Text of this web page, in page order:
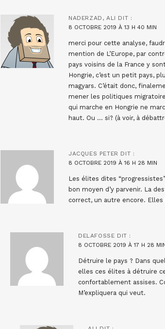
NADERZAD, ALI DIT :
8 OCTOBRE 2019 À 13 H 40 MIN
merci pour cette analyse,
mention de L’Europe, par
pays voisins de la France y
Hongrie, c’est un petit pays,
magyars. C’était donc,
mener les politiques
qui marche en Hongrie ne
haut. Ou … si? (à voir, à
JACQUES PETER DIT :
8 OCTOBRE 2019 À 16 H 28 MIN
Les élites dites
bon moyen d’y parvenir. La
correct, un autre encore.
DELAFOSSE DIT :
8 OCTOBRE 2019 À 17 H 28
Détruire le pays ? Dans
elles ces élites à détruire
confortablement assises.
M’expliquera qui veut.